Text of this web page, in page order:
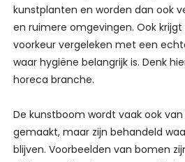
kunstplanten en worden dan ook
en ruimere omgevingen. Ook
voorkeur vergeleken met een
waar hygiëne belangrijk is. Denk
horeca branche.
De kunstboom wordt vaak ook
gemaakt, maar zijn behandeld
blijven. Voorbeelden van bomen